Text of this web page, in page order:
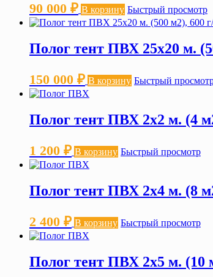
90 000 ₽ В корзину Быстрый просмотр
Полог тент ПВХ 25х20 м.
150 000 ₽ В корзину Быстрый
Полог тент ПВХ 2х2 м. (4
1 200 ₽ В корзину Быстрый просмотр
Полог тент ПВХ 2х4 м. (8
2 400 ₽ В корзину Быстрый просмотр
Полог тент ПВХ 2х5 м. (10